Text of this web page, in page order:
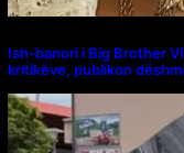
Ish-banori i Big Brother
kritikëve, publikon